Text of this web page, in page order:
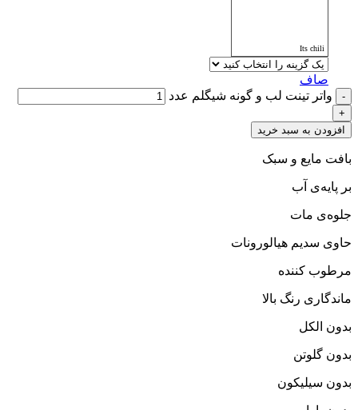
Its chili
صاف
واتر تینت لب و گونه شیگلم عدد
افزودن به سبد خرید
بافت مایع و سبک
بر پایه‌ی آب
جلوه‌ی مات
حاوی سدیم هیالورونات
مرطوب کننده
ماندگاری رنگ بالا
بدون الکل
بدون گلوتن
بدون سیلیکون